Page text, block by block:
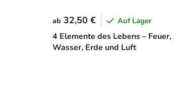
4 Elemente des Lebens – Feuer,
Wasser, Erde und Luft
ab 32,50 € Auf Lager